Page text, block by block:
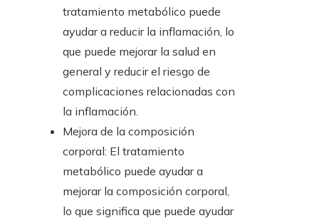
tratamiento metabólico puede
ayudar a reducir la inflamación, lo
que puede mejorar la salud en
general y reducir el riesgo de
complicaciones relacionadas con
la inflamación.
Mejora de la composición
corporal: El tratamiento
metabólico puede ayudar a
mejorar la composición corporal,
lo que significa que puede ayudar